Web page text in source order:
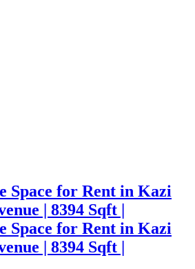
Space for Rent in Kazi
| 8394 Sqft |
Space for Rent in Kazi
| 8394 Sqft |